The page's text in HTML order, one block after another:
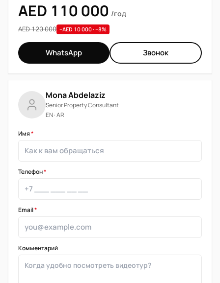
AED 110 000 /год
AED 120 000 −AED 10 000 · −8%
WhatsApp Звонок
Mona Abdelaziz
Senior Property Consultant
EN · AR
Имя*
Телефон*
Email*
Комментарий